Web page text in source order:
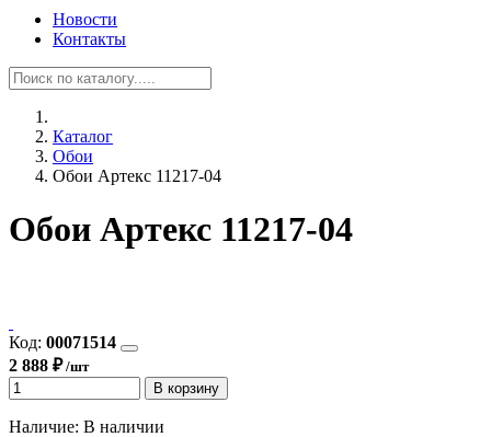
Новости
Контакты
Каталог
Обои
Обои Артекс 11217-04
Обои Артекс 11217-04
Код: 00071514
2 888 ₽/шт
В корзину
Наличие: В наличии